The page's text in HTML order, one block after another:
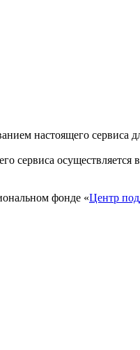
настоящего
фонде «Центр